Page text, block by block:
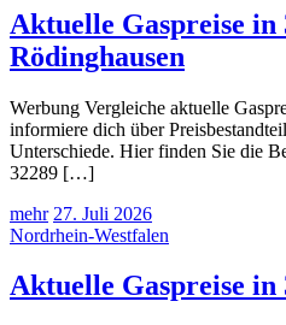
Aktuelle Gaspreise in
Rödinghausen
Werbung Vergleiche aktuelle
informiere dich über
Unterschiede. Hier finden Sie die
32289 […]
mehr 27. Juli 2026
Nordrhein-Westfalen
Aktuelle Gaspreise